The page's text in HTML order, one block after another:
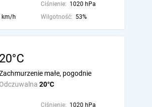
Ciśnienie: 1020 hPa
km/h Wilgotność: 53%
20°C
Odczuwalna 20°C
małe, pogodnie
Ciśnienie: 1020 hPa